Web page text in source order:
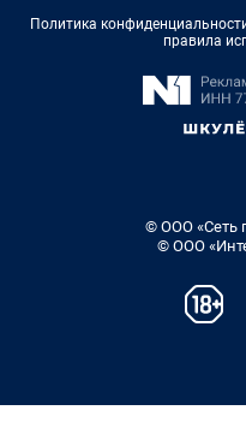
Политика
правила
© ООО «Сеть
© ООО